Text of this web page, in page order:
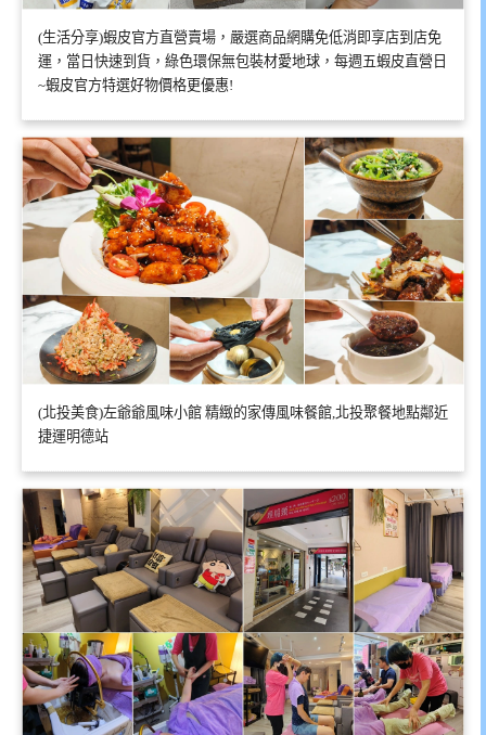
(生活分享)蝦皮官方直營賣場，嚴選商品網購免低消即享店到店免
運，當日快速到貨，綠色環保無包裝材愛地球，每週五蝦皮直營日
~蝦皮官方特選好物價格更優惠!
(北投美食)左爺爺風味小館 精緻的家傳風味餐館,北投聚餐地點鄰近
捷運明德站